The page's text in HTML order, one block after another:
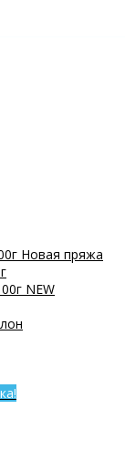
Новая пряжа
NEW